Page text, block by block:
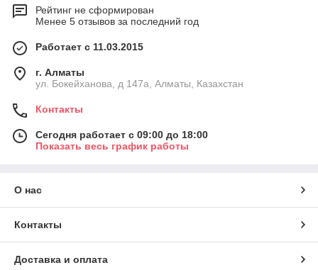
Рейтинг не сформирован
Менее 5 отзывов за последний год
Работает с 11.03.2015
г. Алматы
ул. Бокейханова, д 147а, Алматы, Казахстан
Контакты
Сегодня работает с 09:00 до 18:00
Показать весь график работы
О нас
Контакты
Доставка и оплата